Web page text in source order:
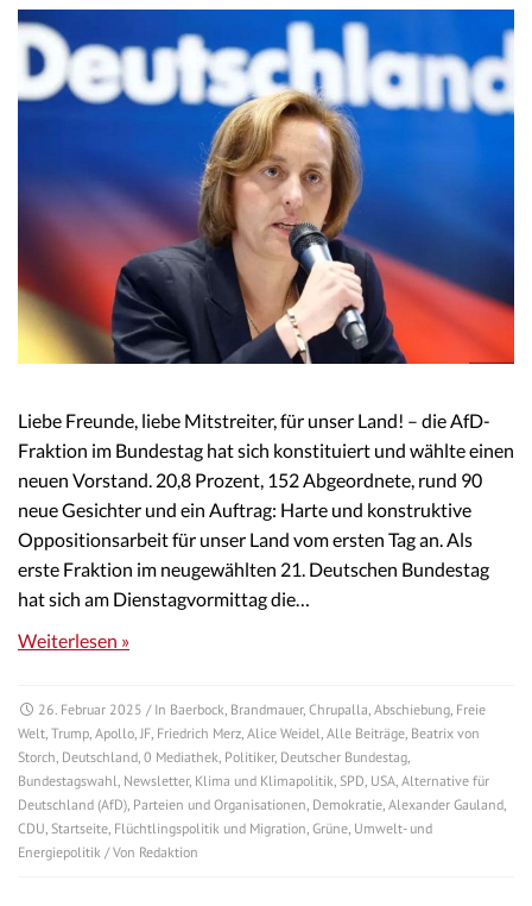
Liebe Freunde, liebe Mitstreiter, für unser Land! – die AfD-
Fraktion im Bundestag hat sich konstituiert und wählte einen
neuen Vorstand. 20,8 Prozent, 152 Abgeordnete, rund 90
neue Gesichter und ein Auftrag: Harte und konstruktive
Oppositionsarbeit für unser Land vom ersten Tag an. Als
erste Fraktion im neugewählten 21. Deutschen Bundestag
hat sich am Dienstagvormittag die…
Weiterlesen »
26. Februar 2025 / In Baerbock, Brandmauer, Chrupalla, Abschiebung, Freie
Welt, Trump, Apollo,JF, Friedrich Merz, Alice Weidel, Alle Beiträge, Beatrix von
Storch, Deutschland, 0 Mediathek, Politiker, Deutscher Bundestag,
Bundestagswahl, Newsletter, Klima und Klimapolitik, SPD, USA, Alternative für
Deutschland (AfD), Parteien und Organisationen, Demokratie, Alexander Gauland,
CDU, Startseite, Flüchtlingspolitik und Migration, Grüne, Umwelt- und
Energiepolitik / Von Redaktion